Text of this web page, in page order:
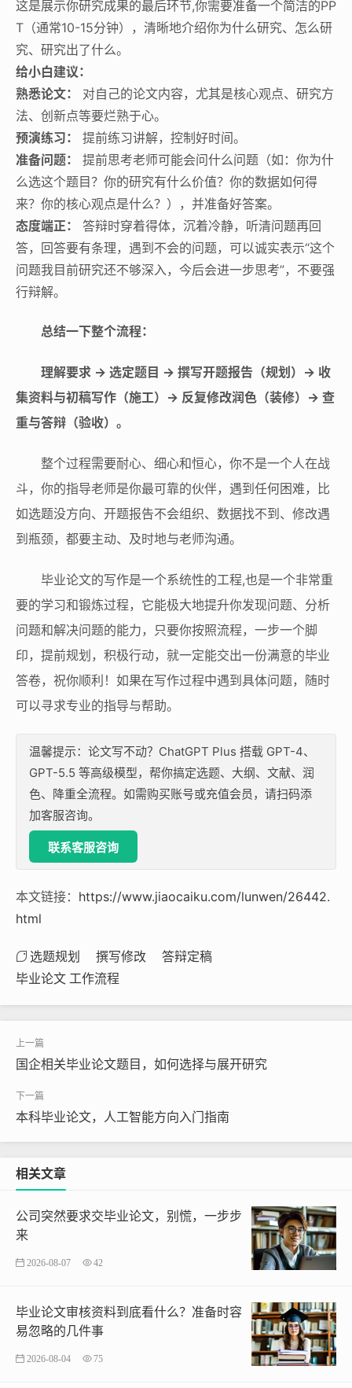
这是展示你研究成果的最后环节,你需要准备一个简洁的PP
T（通常10-15分钟），清晰地介绍你为什么研究、怎么研
究、研究出了什么。
给小白建议：
熟悉论文：
对自己的论文内容，尤其是核心观点、研究方
法、创新点等要烂熟于心。
预演练习：
提前练习讲解，控制好时间。
准备问题：
提前思考老师可能会问什么问题（如：你为什
么选这个题目？你的研究有什么价值？你的数据如何得
来？你的核心观点是什么？），并准备好答案。
态度端正：
答辩时穿着得体，沉着冷静，听清问题再回
答，回答要有条理，遇到不会的问题，可以诚实表示“这个
问题我目前研究还不够深入，今后会进一步思考”，不要强
行辩解。
总结一下整个流程：
理解要求 → 选定题目 → 撰写开题报告（规划）→ 收
集资料与初稿写作（施工）→ 反复修改润色（装修）→ 查
重与答辩（验收）。
整个过程需要耐心、细心和恒心，你不是一个人在战
斗，你的指导老师是你最可靠的伙伴，遇到任何困难，比
如选题没方向、开题报告不会组织、数据找不到、修改遇
到瓶颈，都要主动、及时地与老师沟通。
毕业论文的写作是一个系统性的工程,也是一个非常重
要的学习和锻炼过程，它能极大地提升你发现问题、分析
问题和解决问题的能力，只要你按照流程，一步一个脚
印，提前规划，积极行动，就一定能交出一份满意的毕业
答卷，祝你顺利！如果在写作过程中遇到具体问题，随时
可以寻求专业的指导与帮助。
温馨提示：论文写不动？ChatGPT Plus 搭载 GPT-4、
GPT-5.5 等高级模型，帮你搞定选题、大纲、文献、润
色、降重全流程。如需购买账号或充值会员，请扫码添
加客服咨询。
联系客服咨询
本文链接： https://www.jiaocaiku.com/lunwen/26442.
html
选题规划 撰写修改
答辩定稿
毕业论文 工作流程
国企相关毕业论文题目，如何选择与展开研究
本科毕业论文，人工智能方向入门指南
相关文章
公司突然要求交毕业论文，别慌，一步步
来
2026-08-07 42
毕业论文审核资料到底看什么？准备时容
易忽略的几件事
2026-08-04 75